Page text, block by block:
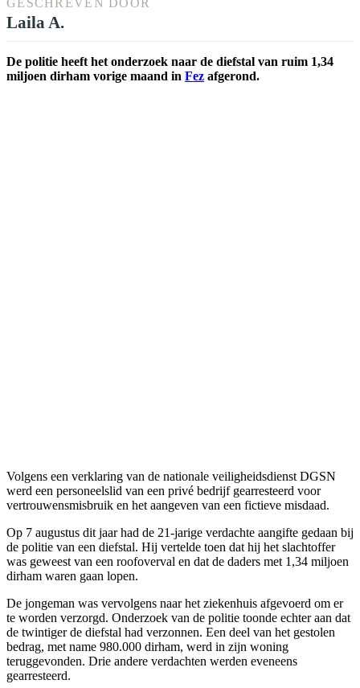
GESCHREVEN DOOR
Laila A.
De politie heeft het onderzoek naar de diefstal van ruim 1,34
miljoen dirham vorige maand in Fez afgerond.
Volgens een verklaring van de nationale veiligheidsdienst DGSN
werd een personeelslid van een privé bedrijf gearresteerd voor
vertrouwensmisbruik en het aangeven van een fictieve misdaad.
Op 7 augustus dit jaar had de 21-jarige verdachte aangifte gedaan bij
de politie van een diefstal. Hij vertelde toen dat hij het slachtoffer
was geweest van een roofoverval en dat de daders met 1,34 miljoen
dirham waren gaan lopen.
De jongeman was vervolgens naar het ziekenhuis afgevoerd om er
te worden verzorgd. Onderzoek van de politie toonde echter aan dat
de twintiger de diefstal had verzonnen. Een deel van het gestolen
bedrag, met name 980.000 dirham, werd in zijn woning
teruggevonden. Drie andere verdachten werden eveneens
gearresteerd.